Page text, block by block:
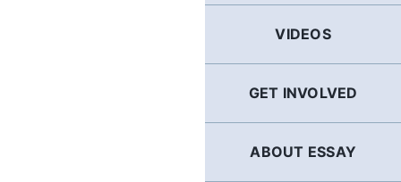
VIDEOS
GET INVOLVED
ABOUT ESSAY